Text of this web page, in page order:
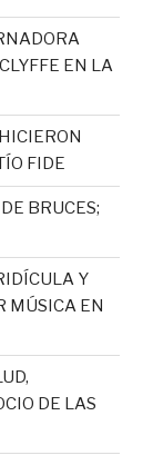
EN LA
FIDE
BRUCES;
Y
MÚSICA EN
DE LAS